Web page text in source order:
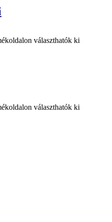
választhatók ki
választhatók ki